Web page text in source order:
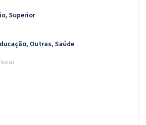
Superior
Outras, Saúde